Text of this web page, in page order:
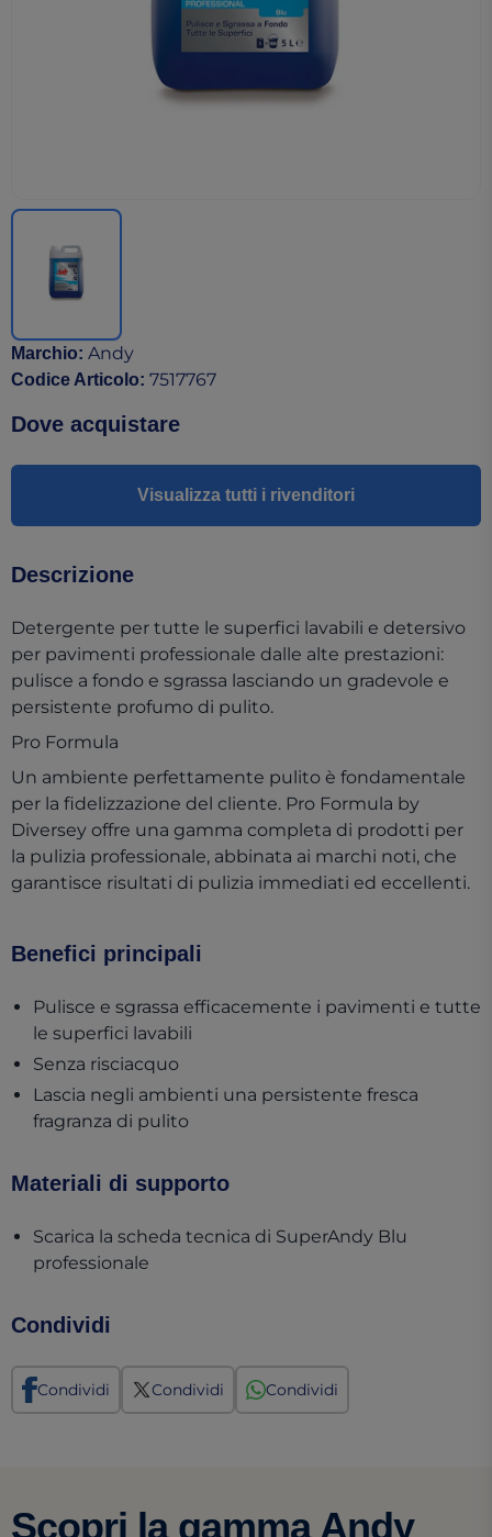
Marchio: Andy
Codice Articolo: 7517767
Dove acquistare
Visualizza tutti i rivenditori
Descrizione
Detergente per tutte le superfici lavabili e detersivo
per pavimenti professionale dalle alte prestazioni:
pulisce a fondo e sgrassa lasciando un gradevole e
persistente profumo di pulito.
Pro Formula
Un ambiente perfettamente pulito è fondamentale
per la fidelizzazione del cliente. Pro Formula by
Diversey offre una gamma completa di prodotti per
la pulizia professionale, abbinata ai marchi noti, che
garantisce risultati di pulizia immediati ed eccellenti.
Benefici principali
Pulisce e sgrassa efficacemente i pavimenti e tutte
le superfici lavabili
Senza risciacquo
Lascia negli ambienti una persistente fresca
fragranza di pulito
Materiali di supporto
Scarica la scheda tecnica di SuperAndy Blu
professionale
Condividi
Condividi Condividi Condividi
Scopri la gamma Andy